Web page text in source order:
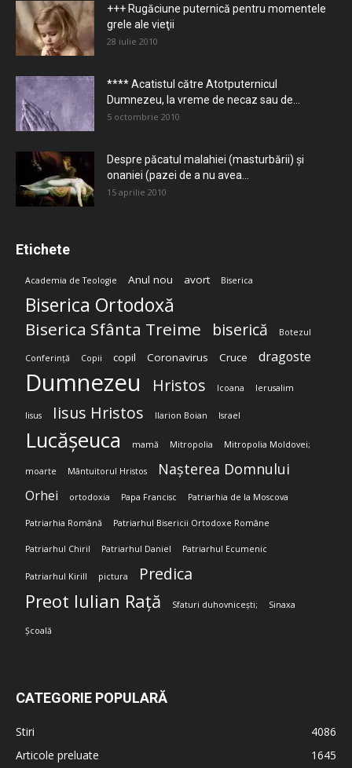
+++ Rugăciune puternică pentru momentele
grele ale vieţii
28 iulie 2010
**** Acatistul către Atotputernicul
Dumnezeu, la vreme de necaz sau de...
5 octombrie 2010
Despre păcatul malahiei (masturbării) şi
onaniei (pazei de a nu avea...
15 aprilie 2010
Etichete
Academia de Teologie Anul nou avort Biserica
Biserica Ortodoxă
Biserica Sfânta Treime biserică Botezul
Conferință Copii copil Coronavirus Cruce dragoste
Dumnezeu Hristos Icoana Ierusalim
Iisus Iisus Hristos Ilarion Boian Israel
Lucășeuca mamă Mitropolia Mitropolia Moldovei;
moarte Mântuitorul Hristos Nașterea Domnului
Orhei ortodoxia Papa Francisc Patriarhia de la Moscova
Patriarhia Română Patriarhul Bisericii Ortodoxe Române
Patriarhul Chiril Patriarhul Daniel Patriarhul Ecumenic
Patriarhul Kirill pictura Predica
Preot Iulian Rață Sfaturi duhovnicești; Sinaxa
Școală
CATEGORIE POPULARĂ
Stiri
4086
Articole preluate
1645